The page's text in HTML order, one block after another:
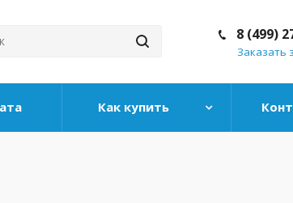
8 (499)
Заказать
Как купить